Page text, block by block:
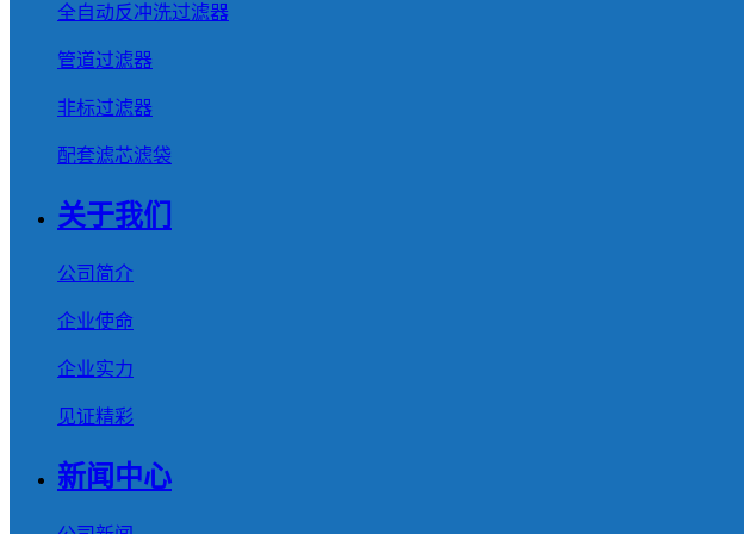
全自动反冲洗过滤器
管道过滤器
非标过滤器
配套滤芯滤袋
关于我们
公司简介
企业使命
企业实力
见证精彩
新闻中心